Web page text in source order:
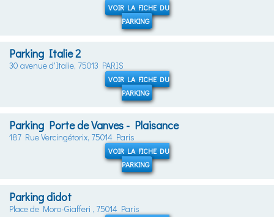
VOIR LA FICHE DU
PARKING
Parking Italie 2
30 avenue d'Italie, 75013 PARIS
VOIR LA FICHE DU
PARKING
Parking Porte de Vanves - Plaisance
187 Rue Vercingétorix, 75014 Paris
VOIR LA FICHE DU
PARKING
Parking didot
Place de Moro-Giafferi , 75014 Paris